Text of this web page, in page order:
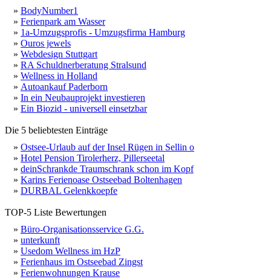
» BodyNumber1
» Ferienpark am Wasser
» 1a-Umzugsprofis - Umzugsfirma Hamburg
» Ouros jewels
» Webdesign Stuttgart
» RA Schuldnerberatung Stralsund
» Wellness in Holland
» Autoankauf Paderborn
» In ein Neubauprojekt investieren
» Ein Biozid - universell einsetzbar
Die 5 beliebtesten Einträge
» Ostsee-Urlaub auf der Insel Rügen in Sellin o
» Hotel Pension Tirolerherz, Pillerseetal
» deinSchrankde Traumschrank schon im Kopf
» Karins Ferienoase Ostseebad Boltenhagen
» DURBAL Gelenkkoepfe
TOP-5 Liste Bewertungen
» Büro-Organisationsservice G.G.
» unterkunft
» Usedom Wellness im HzP
» Ferienhaus im Ostseebad Zingst
» Ferienwohnungen Krause